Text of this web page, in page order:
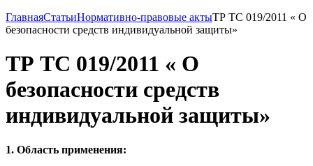
ГлавнаяСтатьиНормативно-правовые актыТР ТС 019/2011 « О
безопасности средств индивидуальной защиты»
ТР ТС 019/2011 « О
безопасности средств
индивидуальной защиты»
1. Область применения: